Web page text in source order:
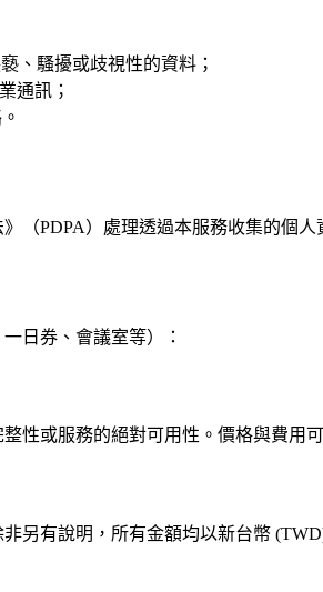
、騷擾或歧視性的資料；
通訊；
（PDPA）處理透過本服務收集的個
日券、會議室等）：
性或服務的絕對可用性。價格與費用
另有說明，所有金額均以新台幣